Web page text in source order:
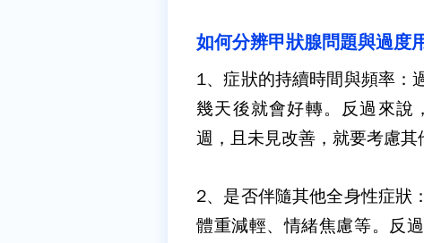
如何分辨甲狀腺問題與過度
1、症狀的持續時間與頻率：
幾天後就會好轉。反過來說
週，且未見改善，就要考慮其
2、是否伴隨其他全身性症狀：
體重減輕、情緒焦慮等。反